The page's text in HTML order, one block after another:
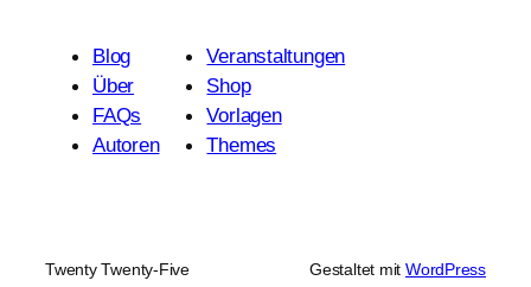
Blog
Über
FAQs
Autoren
Veranstaltungen
Shop
Vorlagen
Themes
Twenty Twenty-Five Gestaltet mit WordPress